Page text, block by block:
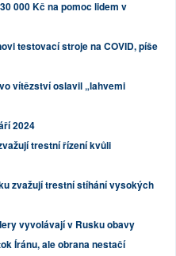
000 Kč na pomoc lidem v
testovací stroje na COVID, píše
vítězství oslavil „lahvemi
2024
trestní řízení kvůli
zvažují trestní stíhání vysokých
vyvolávají v Rusku obavy
Íránu, ale obrana nestačí